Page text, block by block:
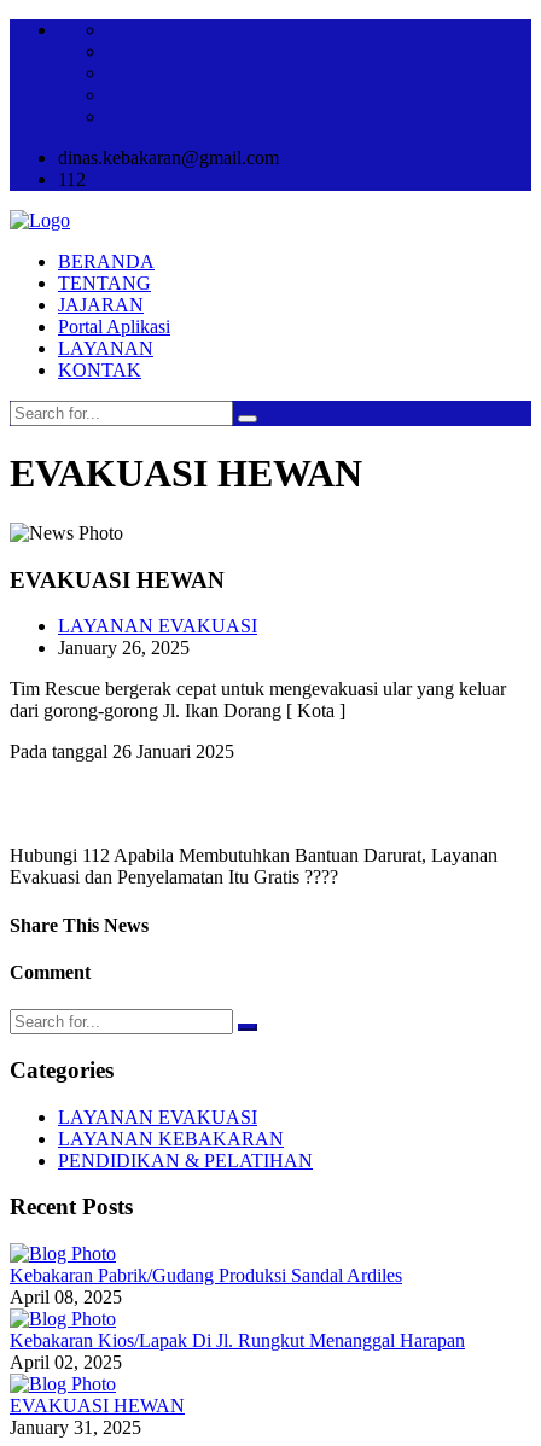
dinas.kebakaran@gmail.com
112
BERANDA
TENTANG
JAJARAN
Portal Aplikasi
LAYANAN
KONTAK
EVAKUASI HEWAN
EVAKUASI HEWAN
LAYANAN EVAKUASI
January 26, 2025
Tim Rescue bergerak cepat untuk mengevakuasi ular yang keluar
dari gorong-gorong Jl. Ikan Dorang [ Kota ]
Pada tanggal 26 Januari 2025
Hubungi 112 Apabila Membutuhkan Bantuan Darurat, Layanan
Evakuasi dan Penyelamatan Itu Gratis ????
Share This News
Comment
Categories
LAYANAN EVAKUASI
LAYANAN KEBAKARAN
PENDIDIKAN & PELATIHAN
Recent Posts
Kebakaran Pabrik/Gudang Produksi Sandal Ardiles
April 08, 2025
Kebakaran Kios/Lapak Di Jl. Rungkut Menanggal Harapan
April 02, 2025
EVAKUASI HEWAN
January 31, 2025